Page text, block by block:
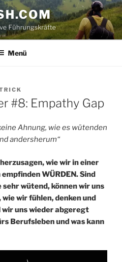
Führungskräfte
Menü
#8: Empathy Gap
Ahnung, wie es wütenden
andersherum“
wie wir in einer
WÜRDEN. Sind
wütend, können wir uns
wir fühlen, denken und
wir uns wieder abgeregt
Berufsleben und was kann